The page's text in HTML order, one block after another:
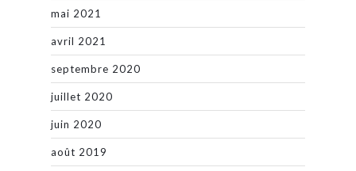
mai 2021
avril 2021
septembre 2020
juillet 2020
juin 2020
août 2019